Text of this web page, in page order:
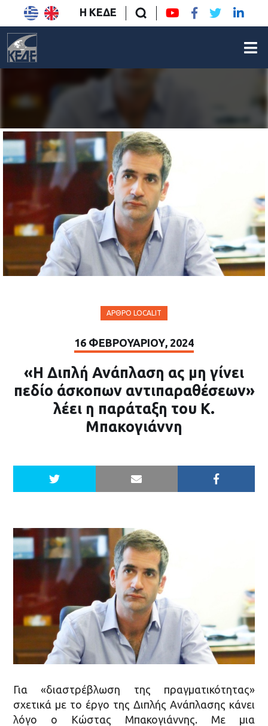
Η ΚΕΔΕ
ΆΡΘΡΟ LOCALIT
16 ΦΕΒΡΟΥΑΡΊΟΥ, 2024
«Η Διπλή Ανάπλαση ας μη γίνει
πεδίο άσκοπων αντιπαραθέσεων»
λέει η παράταξη του Κ.
Μπακογιάννη
Για «διαστρέβλωση της πραγματικότητας»
σχετικά με το έργο της Διπλής Ανάπλασης κάνει
λόγο ο Κώστας Μπακογιάννης. Με μια